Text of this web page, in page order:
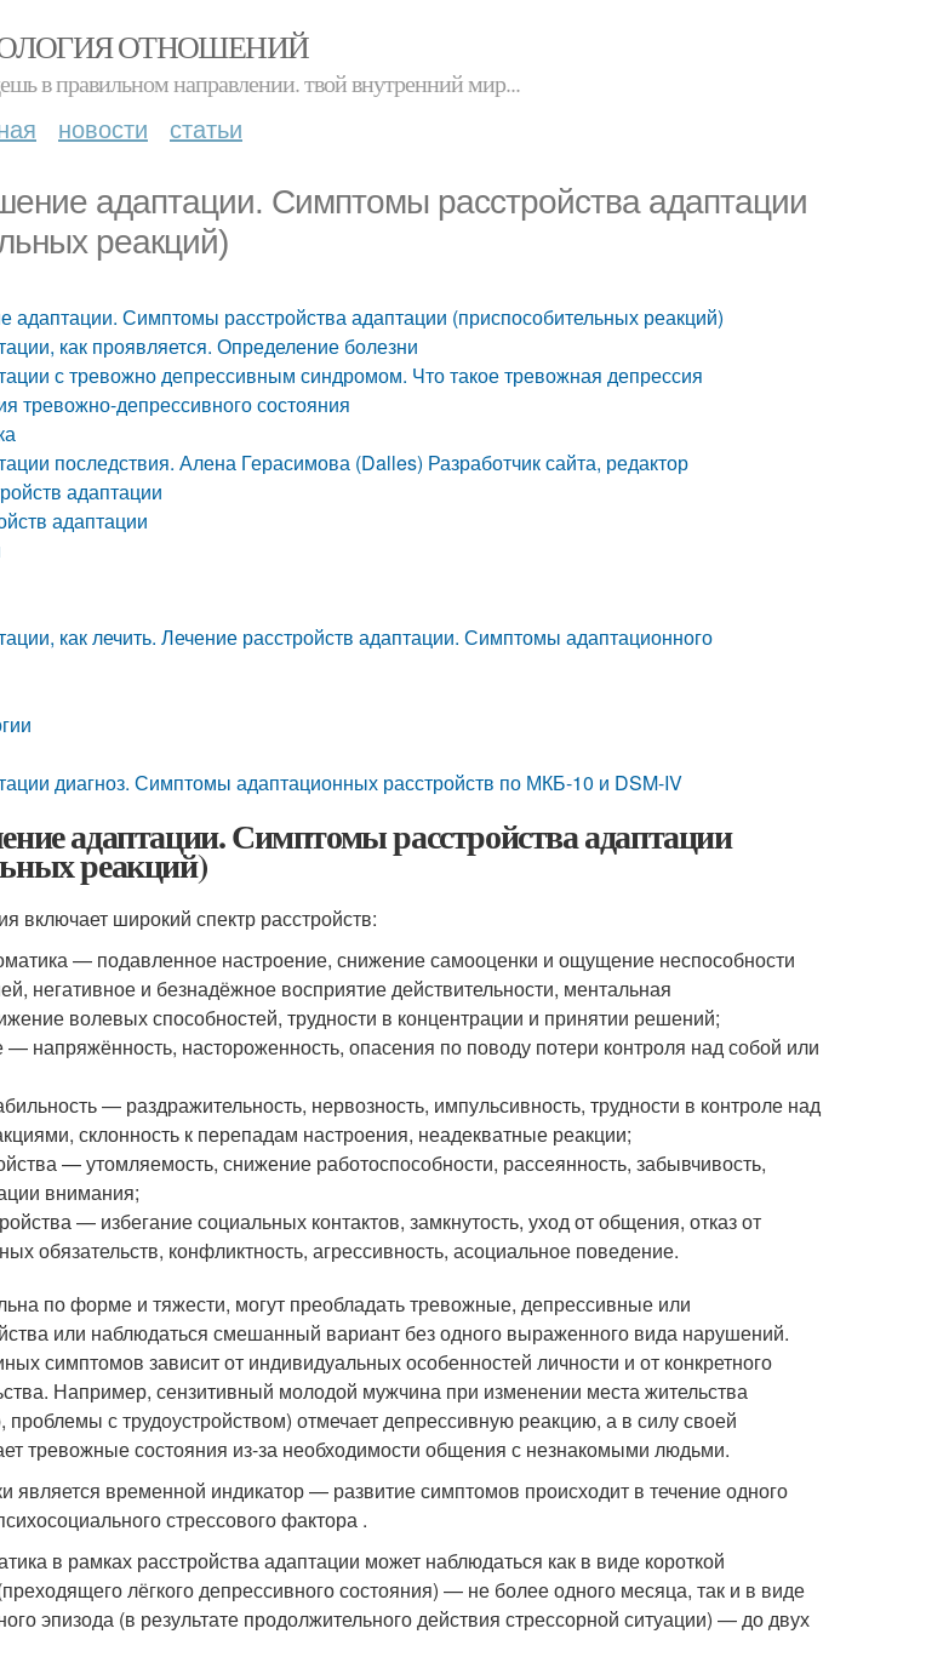
ОТНОШЕНИЙ
в правильном направлении. твой внутренний мир...
новости статьи
адаптации. Симптомы расстройства адаптации
реакций)
адаптации. Симптомы расстройства адаптации (приспособительных реакций)
как проявляется. Определение болезни
с тревожно депрессивным синдромом. Что такое тревожная депрессия
тревожно-депрессивного состояния
последствия. Алена Герасимова (Dalles) Разработчик сайта, редактор
адаптации
адаптации
как лечить. Лечение расстройств адаптации. Симптомы адаптационного
диагноз. Симптомы адаптационных расстройств по МКБ-10 и DSM-IV
адаптации. Симптомы расстройства адаптации
реакций)
включает широкий спектр расстройств:
— подавленное настроение, снижение самооценки и ощущение неспособности
негативное и безнадёжное восприятие действительности, ментальная
волевых способностей, трудности в концентрации и принятии решений;
— напряжённость, настороженность, опасения по поводу потери контроля над собой или
— раздражительность, нервозность, импульсивность, трудности в контроле над
склонность к перепадам настроения, неадекватные реакции;
— утомляемость, снижение работоспособности, рассеянность, забывчивость,
внимания;
— избегание социальных контактов, замкнутость, уход от общения, отказ от
обязательств, конфликтность, агрессивность, асоциальное поведение.
по форме и тяжести, могут преобладать тревожные, депрессивные или
или наблюдаться смешанный вариант без одного выраженного вида нарушений.
симптомов зависит от индивидуальных особенностей личности и от конкретного
Например, сензитивный молодой мужчина при изменении места жительства
проблемы с трудоустройством) отмечает депрессивную реакцию, а в силу своей
тревожные состояния из-за необходимости общения с незнакомыми людьми.
является временной индикатор — развитие симптомов происходит в течение одного
стрессового фактора .
в рамках расстройства адаптации может наблюдаться как в виде короткой
лёгкого депрессивного состояния) — не более одного месяца, так и в виде
эпизода (в результате продолжительного действия стрессорной ситуации) — до двух